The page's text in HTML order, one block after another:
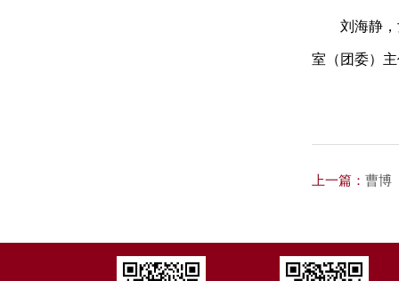
刘海静
室（团委）
上一篇： 曹博